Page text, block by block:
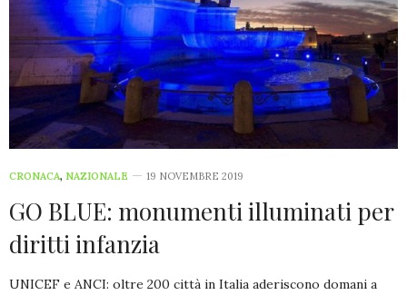
CRONACA, NAZIONALE 19 NOVEMBRE 2019
GO BLUE: monumenti illuminati per
diritti infanzia
UNICEF e ANCI: oltre 200 città in Italia aderiscono domani a